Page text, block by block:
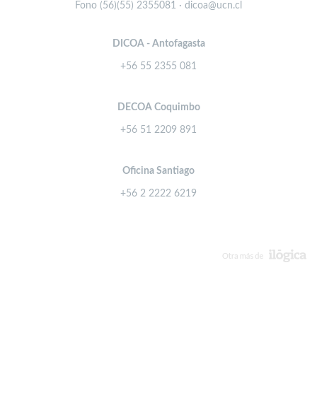
Fono (56)(55) 2355081 · dicoa@ucn.cl
DICOA - Antofagasta
+56 55 2355 081
DECOA Coquimbo
+56 51 2209 891
Oficina Santiago
+56 2 2222 6219